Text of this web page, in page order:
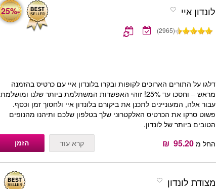
לונדון איי
(2965)
-25%
דלגו על התורים הארוכים לקופות ובקרו בלונדון איי עם כרטיס בהזמנה
מראש – וחסכו עד 25%! זוהי האפשרות המשתלמת ביותר שלנו ומושלמת
עבור אלה, המעוניינים לתכנן את ביקורם בלונדון איי ולחסוך זמן וכסף.
פשוט סרקו את הכרטיס האלקטרוני שלך בטלפון שלכם ותיהנו מהנופים
הטובים ביותר של לונדון.
החל מ ‏95.20 ‏ ₪ קרא עוד הזמן
מצודת לונדון